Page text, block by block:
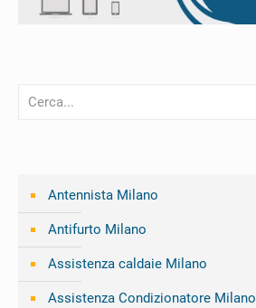
Antennista Milano
Antifurto Milano
Assistenza caldaie Milano
Assistenza Condizionatore Milano